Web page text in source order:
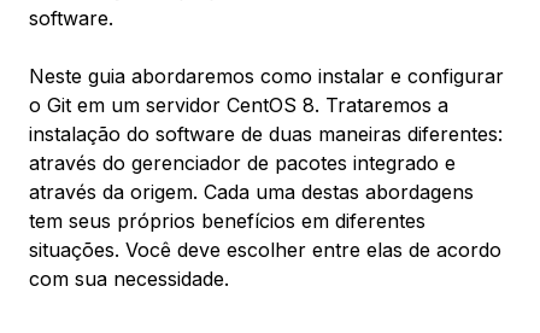
software.
Neste guia abordaremos como instalar e configurar
o Git em um servidor CentOS 8. Trataremos a
instalação do software de duas maneiras diferentes:
através do gerenciador de pacotes integrado e
através da origem. Cada uma destas abordagens
tem seus próprios benefícios em diferentes
situações. Você deve escolher entre elas de acordo
com sua necessidade.